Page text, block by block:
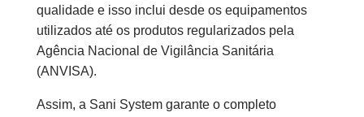
qualidade e isso inclui desde os equipamentos
utilizados até os produtos regularizados pela
Agência Nacional de Vigilância Sanitária
(ANVISA).
Assim, a Sani System garante o completo